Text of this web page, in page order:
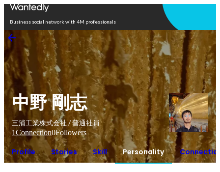
Business social network with 4M professionals
中野 剛志
三浦工業株式会社 / 普通社員
1Connection0Followers
Profile Stories Skill Personality